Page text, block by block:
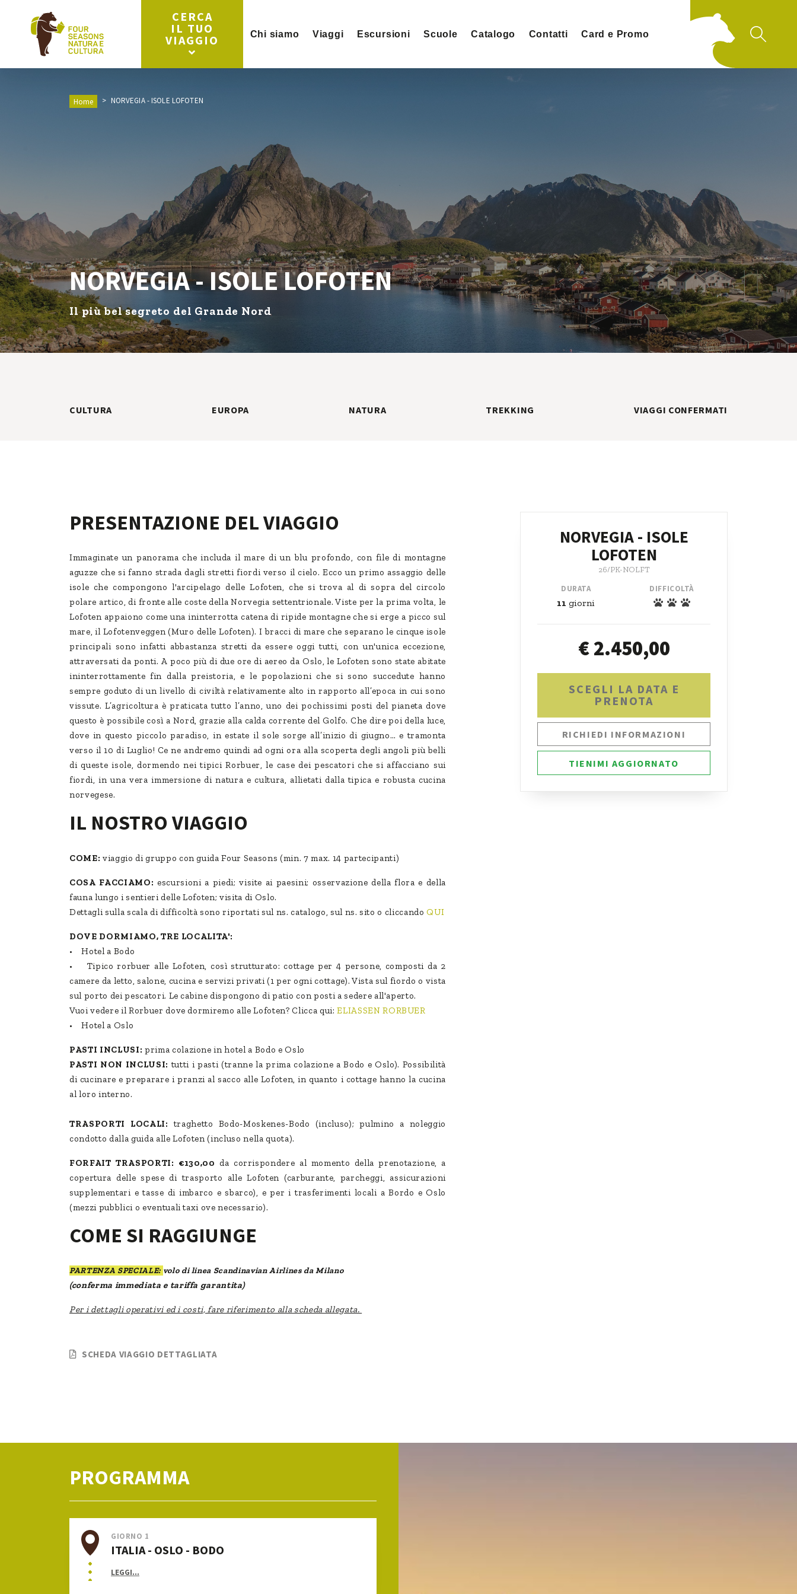
CERCA
IL TUO
VIAGGIO
Chi siamo Viaggi Escursioni Scuole Catalogo Contatti Card e Promo
Home NORVEGIA - ISOLE LOFOTEN
NORVEGIA - ISOLE LOFOTEN
Il più bel segreto del Grande Nord
CULTURA EUROPA NATURA TREKKING VIAGGI CONFERMATI
PRESENTAZIONE DEL VIAGGIO
Immaginate un panorama che includa il mare di un blu profondo, con file di montagne
aguzze che si fanno strada dagli stretti fiordi verso il cielo. Ecco un primo assaggio delle
isole che compongono l'arcipelago delle Lofoten, che si trova al di sopra del circolo
polare artico, di fronte alle coste della Norvegia settentrionale. Viste per la prima volta, le
Lofoten appaiono come una ininterrotta catena di ripide montagne che si erge a picco sul
mare, il Lofotenveggen (Muro delle Lofoten). I bracci di mare che separano le cinque isole
principali sono infatti abbastanza stretti da essere oggi tutti, con un'unica eccezione,
attraversati da ponti. A poco più di due ore di aereo da Oslo, le Lofoten sono state abitate
ininterrottamente fin dalla preistoria, e le popolazioni che si sono succedute hanno
sempre goduto di un livello di civiltà relativamente alto in rapporto all’epoca in cui sono
vissute. L’agricoltura è praticata tutto l’anno, uno dei pochissimi posti del pianeta dove
questo è possibile così a Nord, grazie alla calda corrente del Golfo. Che dire poi della luce,
dove in questo piccolo paradiso, in estate il sole sorge all’inizio di giugno… e tramonta
verso il 10 di Luglio! Ce ne andremo quindi ad ogni ora alla scoperta degli angoli più belli
di queste isole, dormendo nei tipici Rorbuer, le case dei pescatori che si affacciano sui
fiordi, in una vera immersione di natura e cultura, allietati dalla tipica e robusta cucina
norvegese.
IL NOSTRO VIAGGIO
COME: viaggio di gruppo con guida Four Seasons (min. 7 max. 14 partecipanti)
COSA FACCIAMO: escursioni a piedi; visite ai paesini; osservazione della flora e della
fauna lungo i sentieri delle Lofoten; visita di Oslo.
Dettagli sulla scala di difficoltà sono riportati sul ns. catalogo, sul ns. sito o cliccandoQUI
DOVE DORMIAMO, TRE LOCALITA':
• Hotel a Bodo
• Tipico rorbuer alle Lofoten, così strutturato: cottage per 4 persone, composti da 2
camere da letto, salone, cucina e servizi privati (1 per ogni cottage). Vista sul fiordo o vista
sul porto dei pescatori. Le cabine dispongono di patio con posti a sedere all'aperto.
Vuoi vedere il Rorbuer dove dormiremo alle Lofoten? Clicca qui:ELIASSEN RORBUER
• Hotel a Oslo
PASTI INCLUSI: prima colazione in hotel a Bodo e Oslo
PASTI NON INCLUSI: tutti i pasti (tranne la prima colazione a Bodo e Oslo). Possibilità
di cucinare e preparare i pranzi al sacco alle Lofoten, in quanto i cottage hanno la cucina
al loro interno.
TRASPORTI LOCALI: traghetto Bodo-Moskenes-Bodo (incluso); pulmino a noleggio
condotto dalla guida alle Lofoten (incluso nella quota).
FORFAIT TRASPORTI: €130,00da corrispondere al momento della prenotazione, a
copertura delle spese di trasporto alle Lofoten (carburante, parcheggi, assicurazioni
supplementari e tasse di imbarco e sbarco), e per i trasferimenti locali a Bordo e Oslo
(mezzi pubblici o eventuali taxi ove necessario).
COME SI RAGGIUNGE
PARTENZA SPECIALE: volo di linea Scandinavian Airlines da Milano
(conferma immediata e tariffa garantita)
Per i dettagli operativi ed i costi, fare riferimento alla scheda allegata.
SCHEDA VIAGGIO DETTAGLIATA
NORVEGIA - ISOLE
LOFOTEN
26/PK-NOLFT
DURATA
11 giorni
DIFFICOLTÀ
€ 2.450,00
SCEGLI LA DATA E
PRENOTA
RICHIEDI INFORMAZIONI
TIENIMI AGGIORNATO
PROGRAMMA
GIORNO 1
ITALIA - OSLO - BODO
LEGGI...